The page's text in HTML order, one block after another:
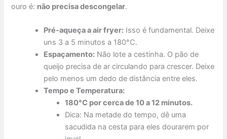
ouro é: não precisa descongelar.
Pré-aqueça a air fryer: Isso é fundamental. Deixe
uns 3 a 5 minutos a 180°C.
Espaçamento: Não lote a cestinha. O pão de
queijo precisa de ar circulando para crescer. Deixe
pelo menos um dedo de distância entre eles.
Tempo e Temperatura:
180°C por cerca de 10 a 12 minutos.
Dica: Na metade do tempo, dê uma
sacudida na cesta para eles dourarem por